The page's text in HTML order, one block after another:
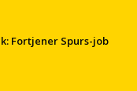
Fortjener Spurs-job